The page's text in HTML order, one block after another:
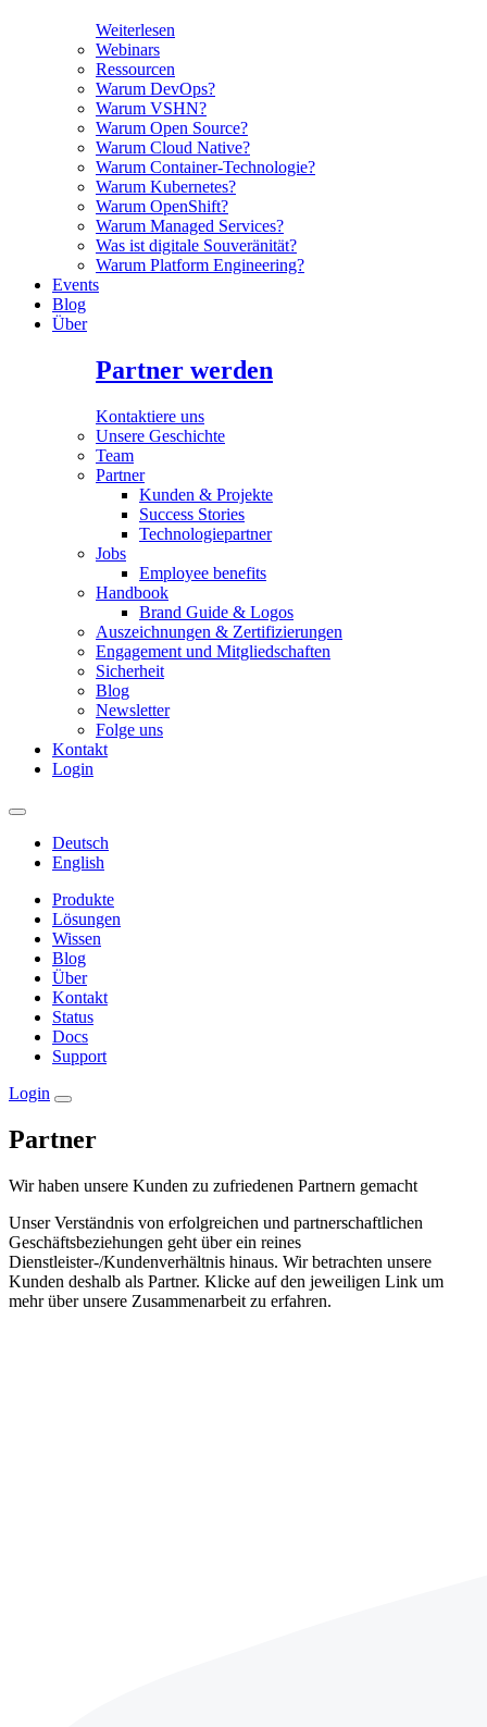
Weiterlesen
Webinars
Ressourcen
Warum DevOps?
Warum VSHN?
Warum Open Source?
Warum Cloud Native?
Warum Container-Technologie?
Warum Kubernetes?
Warum OpenShift?
Warum Managed Services?
Was ist digitale Souveränität?
Warum Platform Engineering?
Events
Blog
Über
Partner werden
Kontaktiere uns
Unsere Geschichte
Team
Partner
Kunden & Projekte
Success Stories
Technologiepartner
Jobs
Employee benefits
Handbook
Brand Guide & Logos
Auszeichnungen & Zertifizierungen
Engagement und Mitgliedschaften
Sicherheit
Blog
Newsletter
Folge uns
Kontakt
Login
Deutsch
English
Produkte
Lösungen
Wissen
Blog
Über
Kontakt
Status
Docs
Support
Login
Partner
Wir haben unsere Kunden zu zufriedenen Partnern gemacht
Unser Verständnis von erfolgreichen und partnerschaftlichen
Geschäftsbeziehungen geht über ein reines
Dienstleister-/Kundenverhältnis hinaus. Wir betrachten unsere
Kunden deshalb als Partner. Klicke auf den jeweiligen Link um
mehr über unsere Zusammenarbeit zu erfahren.